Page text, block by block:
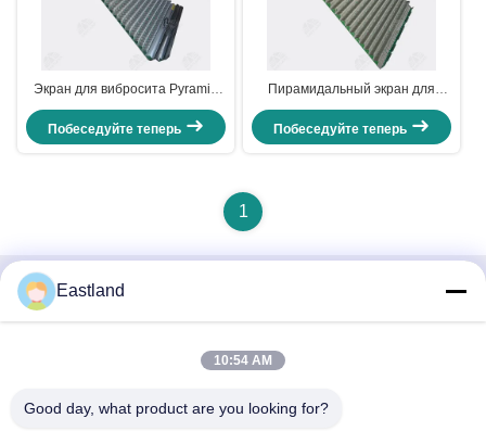
Экран для вибросита Pyramid
Shale Shaker для FLC500
Побеседуйте теперь
Пирамидальный экран для
сланцевой шайбы FLC2000
Побеседуйте теперь
1
Быстрый контакт
Яньцзы, Гаоми, Город Вэйфан, Провинция Шаньдун,
Eastland
10:54 AM
Good day, what product are you looking for?